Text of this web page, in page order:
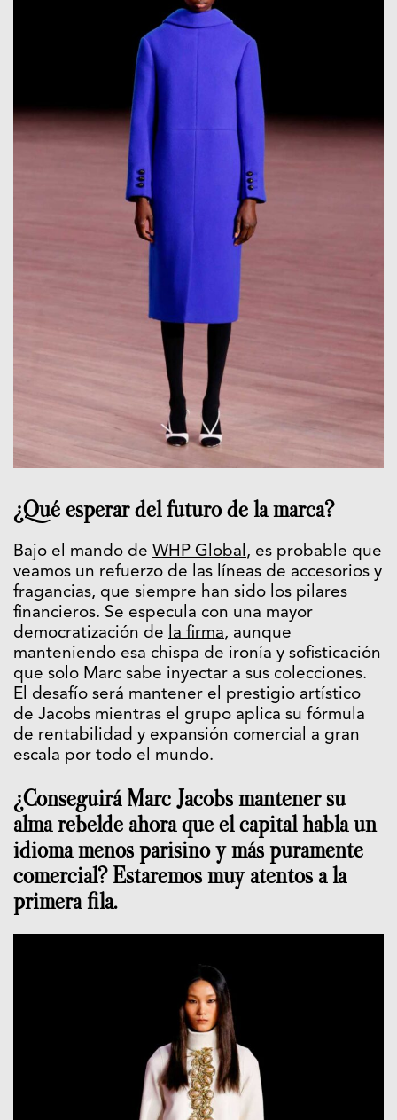
¿Qué esperar del futuro de la marca?
Bajo el mando de WHP Global, es probable que
veamos un refuerzo de las líneas de accesorios y
fragancias, que siempre han sido los pilares
financieros. Se especula con una mayor
democratización de la firma, aunque
manteniendo esa chispa de ironía y sofisticación
que solo Marc sabe inyectar a sus colecciones.
El desafío será mantener el prestigio artístico
de Jacobs mientras el grupo aplica su fórmula
de rentabilidad y expansión comercial a gran
escala por todo el mundo.
¿Conseguirá Marc Jacobs mantener su
alma rebelde ahora que el capital habla un
idioma menos parisino y más puramente
comercial? Estaremos muy atentos a la
primera fila.